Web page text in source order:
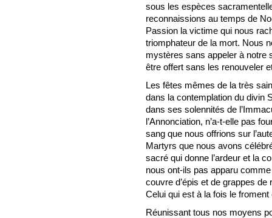
sous les espèces
reconnaissions au temps de
Passion la victime qui nous
triomphateur de la mort. Nous
mystères sans appeler à notre
être offert sans les renouveler
Les fêtes mêmes de la très
dans la contemplation du divin
dans ses solennités de
l’Annonciation, n’a-t-elle pas
sang que nous offrions sur
Martyrs que nous avons
sacré qui donne l’ardeur et la
nous ont-ils pas apparu
couvre d’épis et de grappes
Celui qui est à la fois le froment
Réunissant tous nos moyens